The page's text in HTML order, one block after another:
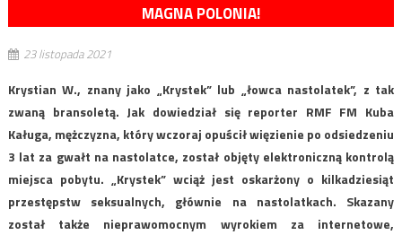
MAGNA POLONIA!
23 listopada 2021
Krystian W., znany jako „Krystek” lub „łowca nastolatek”, z tak
zwaną bransoletą. Jak dowiedział się reporter RMF FM Kuba
Kaługa, mężczyzna, który wczoraj opuścił więzienie po odsiedzeniu
3 lat za gwałt na nastolatce, został objęty elektroniczną kontrolą
miejsca pobytu. „Krystek” wciąż jest oskarżony o kilkadziesiąt
przestępstw seksualnych, głównie na nastolatkach. Skazany
został także nieprawomocnym wyrokiem za internetowe,